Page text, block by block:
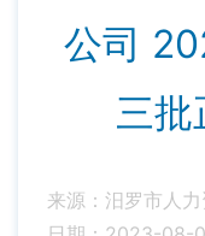
公司
三批
来源：汨罗市人